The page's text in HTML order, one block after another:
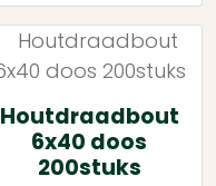
Houtdraadbout
6x40 doos
200stuks